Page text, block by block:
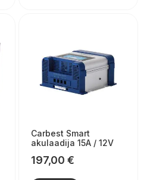
Carbest Smart
akulaadija 15A / 12V
197,00 €